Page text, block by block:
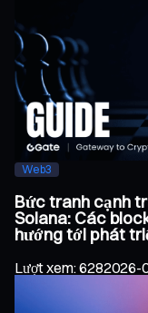
Web3
Bức tranh cạnh
Solana: Các
hướng tới phát
Lượt xem:6282026-